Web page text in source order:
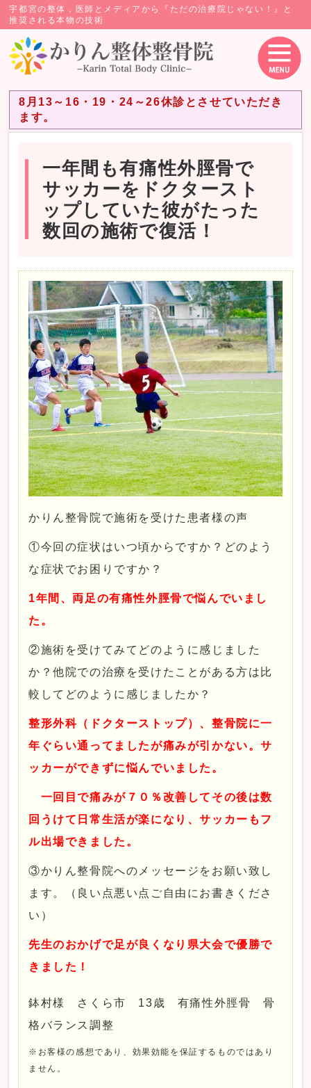
宇都宮の整体，医師とメディアから『ただの治療院じゃない！』と
推奨される本物の技術
8月13～16・19・24～26休診とさせていただき
ます。
一年間も有痛性外脛骨で
サッカーをドクタースト
ップしていた彼がたった
数回の施術で復活！
かりん整骨院で施術を受けた患者様の声
①今回の症状はいつ頃からですか？どのよう
な症状でお困りですか？
1年間、両足の有痛性外脛骨で悩んでいまし
た。
②施術を受けてみてどのように感じました
か？他院での治療を受けたことがある方は比
較してどのように感じましたか？
整形外科（ドクターストップ）、整骨院に一
年ぐらい通ってましたが痛みが引かない。サ
ッカーができずに悩んでいました。
一回目で痛みが７０％改善してその後は数
回うけて日常生活が楽になり、サッカーもフ
ル出場できました。
③かりん整骨院へのメッセージをお願い致し
ます。（良い点悪い点ご自由にお書きくださ
い）
先生のおかげで足が良くなり県大会で優勝で
きました！
鉢村様 さくら市 13歳 有痛性外脛骨 骨
格バランス調整
※お客様の感想であり、効果効能を保証するものではあり
ません。